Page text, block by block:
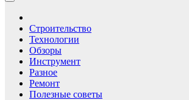
Строительство
Технологии
Обзоры
Инструмент
Разное
Ремонт
Полезные советы